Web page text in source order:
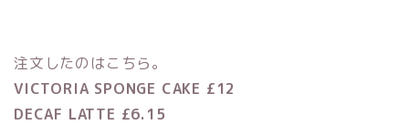
注文したのはこちら。
VICTORIA SPONGE CAKE £12
DECAF LATTE £6.15